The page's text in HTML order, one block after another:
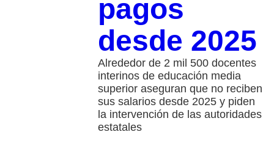
pagos
desde 2025
Alrededor de 2 mil 500 docentes
interinos de educación media
superior aseguran que no reciben
sus salarios desde 2025 y piden
la intervención de las autoridades
estatales